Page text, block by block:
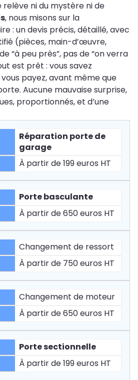
relève ni du mystère ni de
, nous misons sur la
: un devis précis, détaillé, avec
(pièces, main-d’œuvre,
“à peu près”, pas de “on verra
est prêt : vous savez
payez, avant même que
Aucune mauvaise surprise,
proportionnés, et d’une
Réparation porte de
garage
À partir de 199 euros HT
Porte basculante
À partir de 650 euros HT
Changement de ressort
À partir de 750 euros HT
Changement de moteur
À partir de 650 euros HT
Porte sectionnelle
À partir de 199 euros HT